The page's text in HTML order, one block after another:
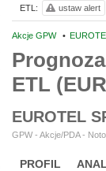
Akcje GPW •
ETL
EUROTEL
GPW - Akcje/PDA -
PROFIL
ETL: ustaw alert
78